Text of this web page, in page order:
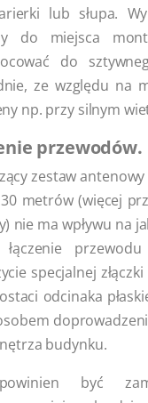
lub słupa.
do miejsca
do
ze względu na
np. przy silnym
przewodów.
zestaw
metrów (więcej
nie ma wpływu na
łączenie
specjalnej
odcinaka
budynku.
być